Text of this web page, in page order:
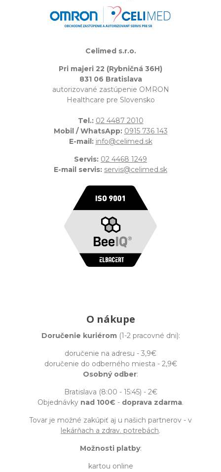
Celimed s.r.o.
Pri majeri 22 (Rybničná 36H)
831 06 Bratislava
autorizované zastúpenie OMRON
Healthcare pre Slovensko
Tel.: 02 4487 2010
Mobil / WhatsApp: 0915 736 143
E-mail: info@celimed.sk
Servis: 02 4468 1249
E-mail servis: servis@celimed.sk
O nákupe
Doručenie kuriérom(1-2 pracovné dni):
doručenie na adresu - 3,9€
doručenie do odberného miesta - 2,9€
Osobný odber:
Bratislava (8:00 - 15:45) - 2€
Objednávky nad 100€ - doprava zdarma.
Tovar je možné zakúpiť aj u našich partnerov - v
lekárňach a zdrav. potrebách.
Možnosti platby:
kartou online